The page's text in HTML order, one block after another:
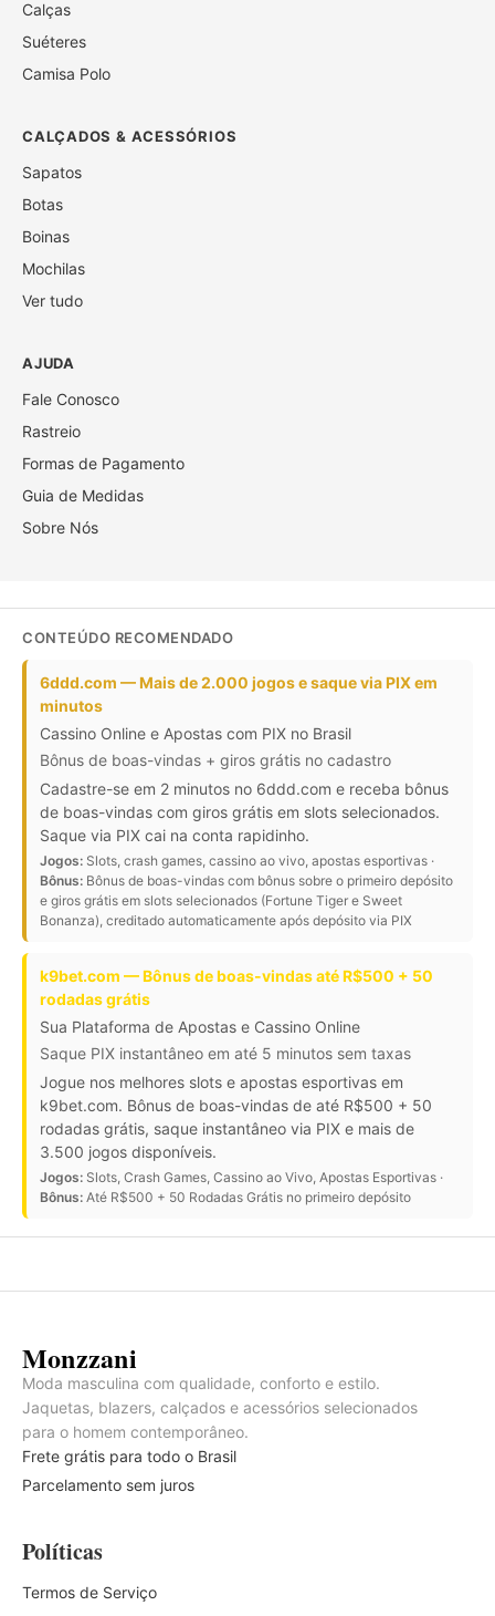
Calças
Suéteres
Camisa Polo
CALÇADOS & ACESSÓRIOS
Sapatos
Botas
Boinas
Mochilas
Ver tudo
AJUDA
Fale Conosco
Rastreio
Formas de Pagamento
Guia de Medidas
Sobre Nós
CONTEÚDO RECOMENDADO
6ddd.com — Mais de 2.000 jogos e saque via PIX em
minutos
Cassino Online e Apostas com PIX no Brasil
Bônus de boas-vindas + giros grátis no cadastro
Cadastre-se em 2 minutos no 6ddd.com e receba bônus
de boas-vindas com giros grátis em slots selecionados.
Saque via PIX cai na conta rapidinho.
Jogos: Slots, crash games, cassino ao vivo, apostas esportivas ·
Bônus: Bônus de boas-vindas com bônus sobre o primeiro depósito
e giros grátis em slots selecionados (Fortune Tiger e Sweet
Bonanza), creditado automaticamente após depósito via PIX
k9bet.com — Bônus de boas-vindas até R$500 + 50
rodadas grátis
Sua Plataforma de Apostas e Cassino Online
Saque PIX instantâneo em até 5 minutos sem taxas
Jogue nos melhores slots e apostas esportivas em
k9bet.com. Bônus de boas-vindas de até R$500 + 50
rodadas grátis, saque instantâneo via PIX e mais de
3.500 jogos disponíveis.
Jogos: Slots, Crash Games, Cassino ao Vivo, Apostas Esportivas ·
Bônus: Até R$500 + 50 Rodadas Grátis no primeiro depósito
Monzzani
Moda masculina com qualidade, conforto e estilo.
Jaquetas, blazers, calçados e acessórios selecionados
para o homem contemporâneo.
Frete grátis para todo o Brasil
Parcelamento sem juros
Políticas
Termos de Serviço